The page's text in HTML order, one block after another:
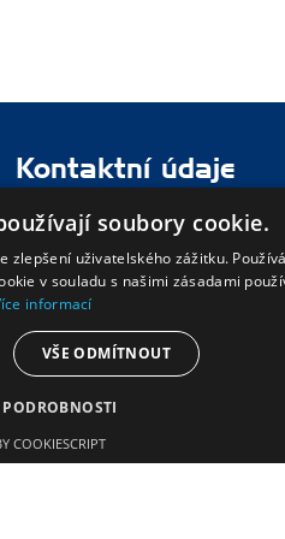
Kontaktní údaje
Gymnázium a Střední
Tyršova 365
676 02 Moravské Budějovice
568 408 051
soubory cookie.
zlepšení uživatelského zážitku.
v souladu s našimi zásadami
informací
VŠE ODMÍTNOUT
COOKIESCRIPT